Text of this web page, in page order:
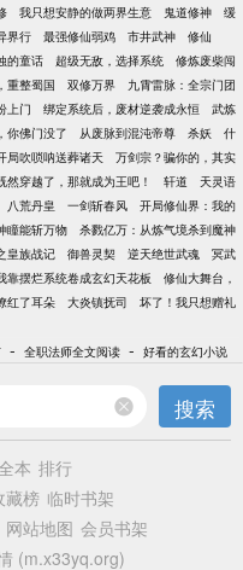
我只想安静的做两界生意 鬼道修神
缓
界行 最强修仙弱鸡 市井武神
修仙
的童话 超级无敌，选择系统
修炼废柴闯
重整蜀国 双修万界
九霄雷脉：全宗门团
上门 绑定系统后，废材逆袭成永恒
武炼
你佛门没了 从废脉到混沌帝尊 杀妖
什
局吹唢呐送葬诸天
万剑宗？骗你的，其实
然穿越了，那就成为王吧！ 轩道
天灵语
八荒丹皇 一剑斩春风
开局修仙界：我的
瞳能斩万物
杀戮亿万：从炼气境杀到魔神
皇族战记 御兽灵契 逆天绝世武魂
冥武
靠摆烂系统卷成玄幻天花板
修仙大舞台，
红了耳朵 大炎镇抚司
坏了！我只想赠礼
- 全职法师全文阅读 - 好看的玄幻小说
搜索
本 排行
藏榜 临时书架
网站地图 会员书架
(m.x33yq.org)